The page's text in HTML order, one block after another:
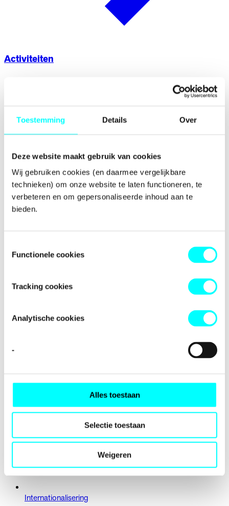
Toestemming Details Over
Deze website maakt gebruik van cookies
Wij gebruiken cookies (en daarmee vergelijkbare
technieken) om onze website te laten functioneren, te
verbeteren en om gepersonaliseerde inhoud aan te
bieden.
Functionele cookies
Tracking cookies
Analytische cookies
-
Alles toestaan
Selectie toestaan
Weigeren
Activiteiten
Prijzen
Internationalisering